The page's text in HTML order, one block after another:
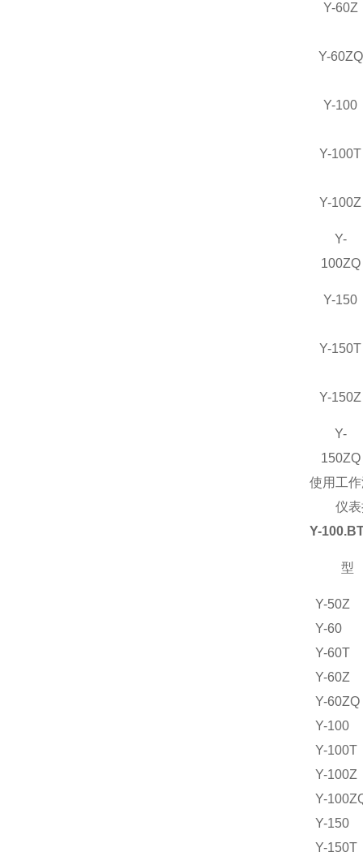
Y-60Z
Y-60ZQ
Y-100
Y-100T
Y-100Z
Y-
100ZQ
Y-150
Y-150T
Y-150Z
Y-
150ZQ
使用工
仪表执
Y-
型
Y-50Z
Y-60
Y-60T
Y-60Z
Y-60ZQ
Y-100
Y-100T
Y-100Z
Y-
Y-150
Y-150T